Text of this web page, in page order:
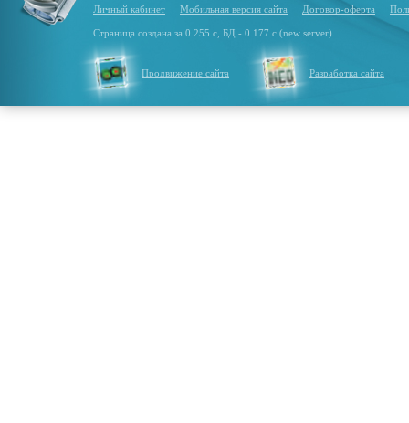
Личный кабинет Мобильная версия сайта Договор-оферта
Страница создана за 0.255 с, БД - 0.177 с (new server)
Продвижение сайта Разработка сайта